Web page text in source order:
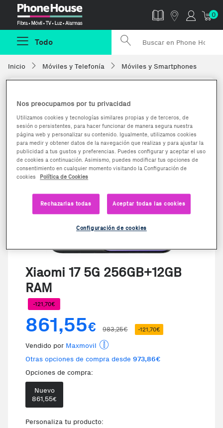
0
Todo
Inicio Móviles y Telefonía Móviles y Smartphones
Xiaomi 17 5G 256GB+12GB
RAM
-121,70€
861,55€ 983,25€ -121,70€
Vendido por Maxmovil
Otras opciones de compra desde 973,86€
Opciones de compra:
Nuevo
861,55€
Personaliza tu producto:
Nos preocupamos por tu privacidad
Utilizamos cookies y tecnologías similares propias y de terceros, de
sesión o persistentes, para hacer funcionar de manera segura nuestra
página web y personalizar su contenido. Igualmente, utilizamos cookies
para medir y obtener datos de la navegación que realizas y para ajustar la
publicidad a tus gustos y preferencias. Puedes configurar y aceptar el uso
de cookies a continuación. Asimismo, puedes modificar tus opciones de
consentimiento en cualquier momento visitando la Configuración de
cookies
Política de Cookies
Rechazarlas todas Aceptar todas las cookies
Configuración de cookies